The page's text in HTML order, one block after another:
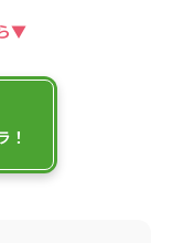
▼
！